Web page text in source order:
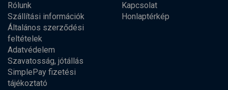
Rólunk
Szállítási információk
Általános szerződési
feltételek
Adatvédelem
Szavatosság, jótállás
SimplePay fizetési
tájékoztató
Kapcsolat
Honlaptérkép